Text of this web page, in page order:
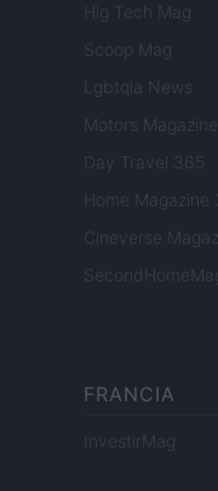
Hig Tech Mag
Scoop Mag
Lgbtqia News
Motors
Day Travel 365
Home Magazine
Cineverse
FRANCIA
InvestirMag